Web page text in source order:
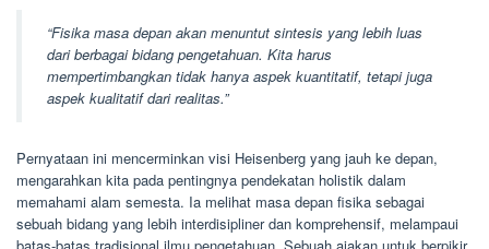
“Fisika masa depan akan menuntut sintesis yang lebih luas
dari berbagai bidang pengetahuan. Kita harus
mempertimbangkan tidak hanya aspek kuantitatif, tetapi juga
aspek kualitatif dari realitas.”
Pernyataan ini mencerminkan visi Heisenberg yang jauh ke depan,
mengarahkan kita pada pentingnya pendekatan holistik dalam
memahami alam semesta. Ia melihat masa depan fisika sebagai
sebuah bidang yang lebih interdisipliner dan komprehensif, melampaui